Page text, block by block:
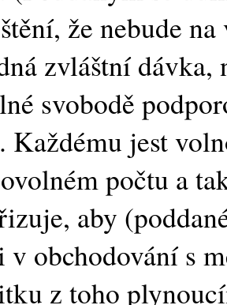
že nebude
zvláštní
svobodě
Každému jest
počtu a
aby
v obchodování s
z toho